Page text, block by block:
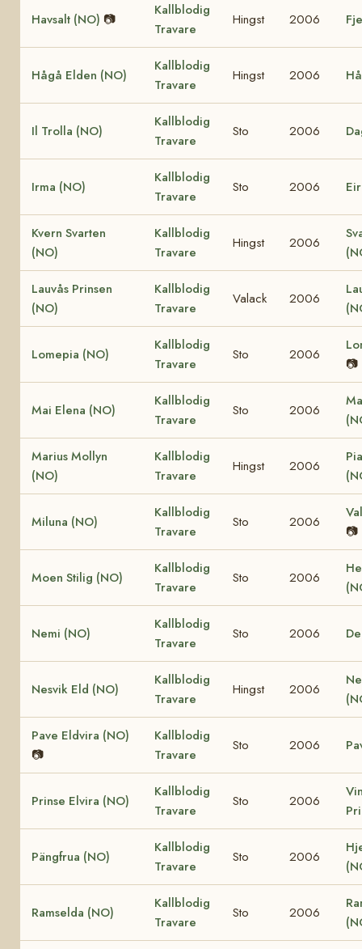
Havsalt (NO) 📷
Kallblodig
Travare
Hingst 2006
Hågå Elden (NO)
Kallblodig
Travare
Hingst 2006
Il Trolla (NO)
Kallblodig
Travare
Sto 2006
Irma (NO)
Kallblodig
Travare
Sto 2006
Kvern Svarten
(NO)
Kallblodig
Travare
Hingst 2006
Lauvås Prinsen
(NO)
Kallblodig
Travare
Valack 2006
Lomepia (NO)
Kallblodig
Travare
Sto 2006
📷
Mai Elena (NO)
Kallblodig
Travare
Sto 2006
Marius Mollyn
(NO)
Kallblodig
Travare
Hingst 2006
Miluna (NO)
Kallblodig
Travare
Sto 2006
📷
Moen Stilig (NO)
Kallblodig
Travare
Sto 2006
Nemi (NO)
Kallblodig
Travare
Sto 2006
Nesvik Eld (NO)
Kallblodig
Travare
Hingst 2006
Pave Eldvira (NO)
📷
Kallblodig
Travare
Sto 2006
Prinse Elvira (NO)
Kallblodig
Travare
Sto 2006
Pängfrua (NO)
Kallblodig
Travare
Sto 2006
Ramselda (NO)
Kallblodig
Travare
Sto 2006